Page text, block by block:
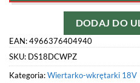
DODAJ DO
EAN: 4966376404940
SKU: DS18DCWPZ
Kategoria:Wiertarko-wkrętarki 18V